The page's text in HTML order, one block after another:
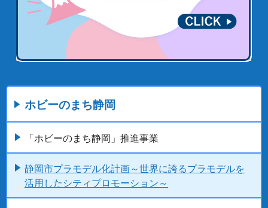
ホビーのまち静岡
「ホビーのまち静岡」推進事業
静岡市プラモデル化計画～世界に誇るプラモデルを
活用したシティプロモーション～